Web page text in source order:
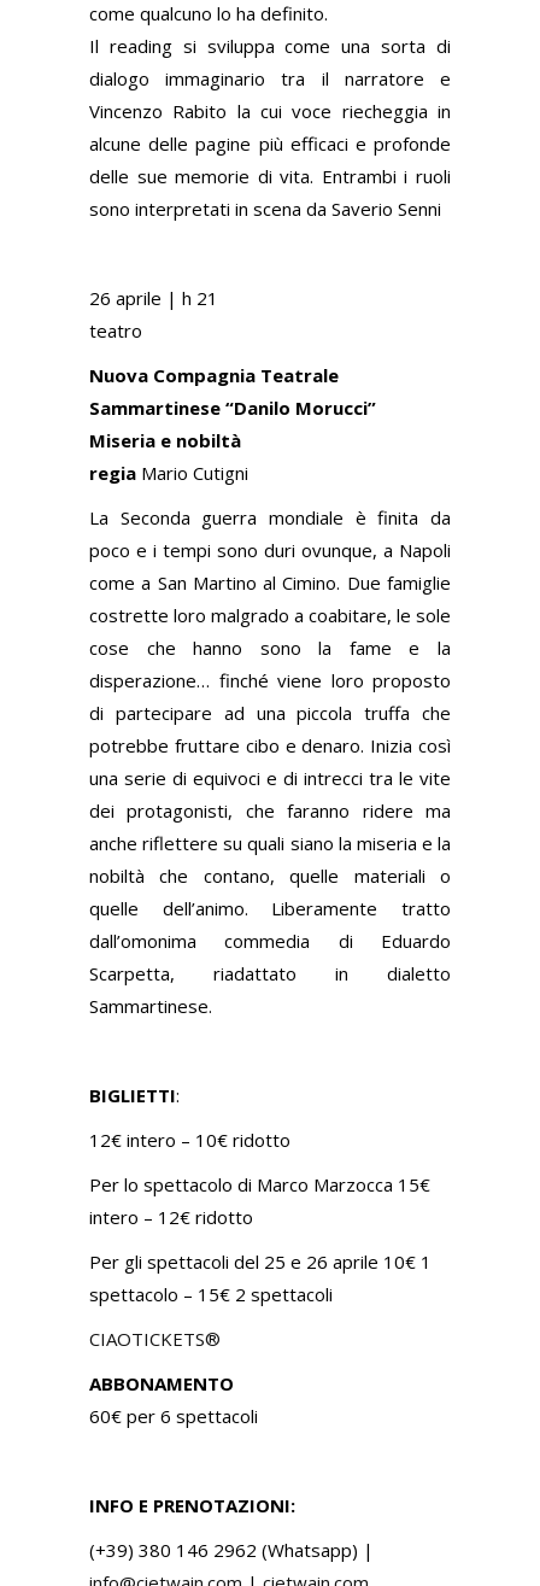
come qualcuno lo ha definito.
Il reading si sviluppa come una sorta di
dialogo immaginario tra il narratore e
Vincenzo Rabito la cui voce riecheggia in
alcune delle pagine più efficaci e profonde
delle sue memorie di vita. Entrambi i ruoli
sono interpretati in scena da Saverio Senni
26 aprile | h 21
teatro
Nuova Compagnia Teatrale
Sammartinese “Danilo Morucci”
Miseria e nobiltà
regia Mario Cutigni
La Seconda guerra mondiale è finita da
poco e i tempi sono duri ovunque, a Napoli
come a San Martino al Cimino. Due famiglie
costrette loro malgrado a coabitare, le sole
cose che hanno sono la fame e la
disperazione… finché viene loro proposto
di partecipare ad una piccola truffa che
potrebbe fruttare cibo e denaro. Inizia così
una serie di equivoci e di intrecci tra le vite
dei protagonisti, che faranno ridere ma
anche riflettere su quali siano la miseria e la
nobiltà che contano, quelle materiali o
quelle dell’animo. Liberamente tratto
dall’omonima commedia di Eduardo
Scarpetta, riadattato in dialetto
Sammartinese.
BIGLIETTI:
12€ intero – 10€ ridotto
Per lo spettacolo di Marco Marzocca 15€
intero – 12€ ridotto
Per gli spettacoli del 25 e 26 aprile 10€ 1
spettacolo – 15€ 2 spettacoli
CIAOTICKETS®
ABBONAMENTO
60€ per 6 spettacoli
INFO E PRENOTAZIONI:
(+39) 380 146 2962 (Whatsapp) |